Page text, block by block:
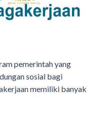
pemerintah yang
sosial bagi
memiliki banyak